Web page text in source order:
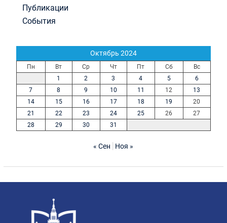
Публикации
События
Октябрь 2024
Пн Вт Ср Чт Пт Сб
Вс
1
2 3 4 5
6
7
8 9 10 11 12
13
14
15 16 17 18 19
20
21
22 23 24 25 26
27
28
29 30 31
« Сен Ноя »